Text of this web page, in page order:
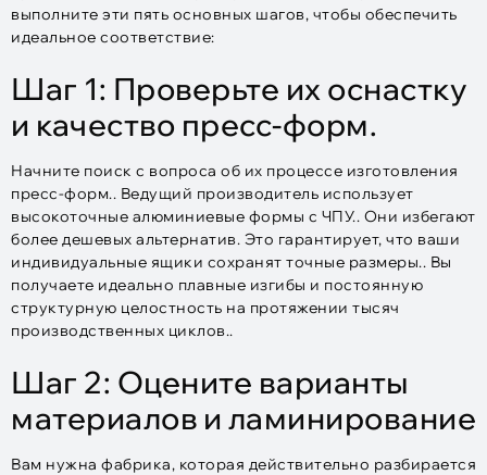
выполните эти пять основных шагов, чтобы обеспечить
идеальное соответствие:
Шаг 1: Проверьте их оснастку
и качество пресс-форм.
Начните поиск с вопроса об их процессе изготовления
пресс-форм.. Ведущий производитель использует
высокоточные алюминиевые формы с ЧПУ.. Они избегают
более дешевых альтернатив. Это гарантирует, что ваши
индивидуальные ящики сохранят точные размеры.. Вы
получаете идеально плавные изгибы и постоянную
структурную целостность на протяжении тысяч
производственных циклов..
Шаг 2: Оцените варианты
материалов и ламинирование
Вам нужна фабрика, которая действительно разбирается